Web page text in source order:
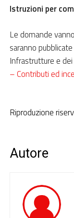
Istruzioni per
Le domande
saranno
Infrastrutture e
– Contributi ed
Riproduzione
Autore